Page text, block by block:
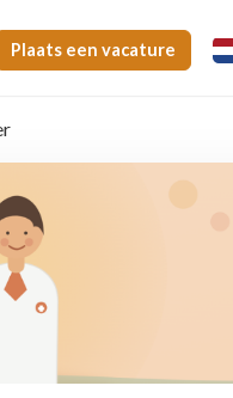
Plaats een vacature